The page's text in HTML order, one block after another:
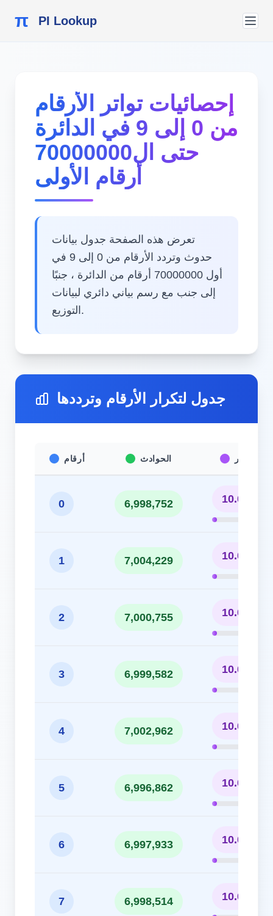
π PI Lookup
إحصائيات تواتر الأرقام
من 0 إلى 9 في الدائرة
حتى ال70000000
أرقام الأولى
تعرض هذه الصفحة جدول بيانات
حدوث وتردد الأرقام من 0 إلى 9 في
أول 70000000 أرقام من الدائرة ، جنبًا
إلى جنب مع رسم بياني دائري لبيانات
التوزيع.
جدول لتكرار الأرقام وترددها
أرقام الحوادث التكرار
0 6,998,752 10.00%
1 7,004,229 10.01%
2 7,000,755 10.00%
3 6,999,582 10.00%
4 7,002,962 10.00%
5 6,996,862 10.00%
6 6,997,933 10.00%
7 6,998,514 10.00%